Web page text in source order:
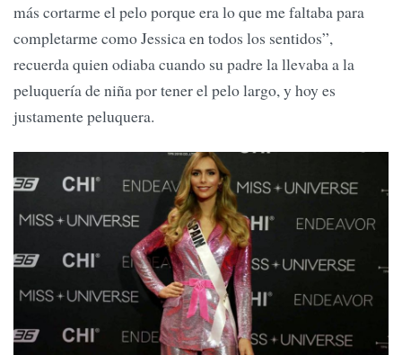
más cortarme el pelo porque era lo que me faltaba para
completarme como Jessica en todos los sentidos”,
recuerda quien odiaba cuando su padre la llevaba a la
peluquería de niña por tener el pelo largo, y hoy es
justamente peluquera.